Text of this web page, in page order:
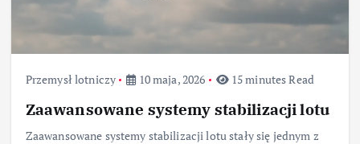
Przemysł lotniczy 10 maja, 2026 15 minutes Read
Zaawansowane systemy stabilizacji lotu
Zaawansowane systemy stabilizacji lotu stały się jednym z